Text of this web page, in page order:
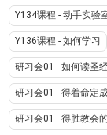
Y134课程 - 动手实验
Y136课程 - 如何学习
研习会01 - 如何读圣
研习会01 - 得着命定
研习会01 - 得胜教会